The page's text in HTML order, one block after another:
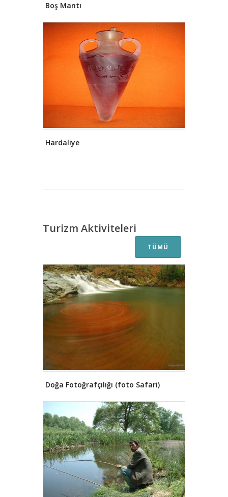
Boş Mantı
Hardaliye
Turizm Aktiviteleri
TÜMÜ
Doğa Fotoğrafçılığı (foto Safari)